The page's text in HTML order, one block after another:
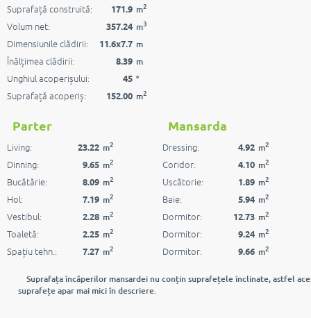
Suprafață construită: 171.9 m2
Volum net: 357.24 m3
Dimensiunile clădirii: 11.6x7.7 m
Înălțimea clădirii: 8.39 m
Unghiul acoperișului: 45 °
Suprafață acoperiș: 152.00 m2
Parter
Living: 23.22 m2
Dinning: 9.65 m2
Bucătărie: 8.09 m2
Hol: 7.19 m2
Vestibul: 2.28 m2
Toaletă: 2.25 m2
Spațiu tehn.: 7.27 m2
Mansarda
Dressing: 4.92 m2
Coridor: 4.10 m2
Uscătorie: 1.89 m2
Baie: 5.94 m2
Dormitor: 12.73 m2
Dormitor: 9.24 m2
Dormitor: 9.66 m2
Suprafața încăperilor mansardei nu conțin suprafețele înclinate, astfel
suprafețe apar mai mici în descriere.